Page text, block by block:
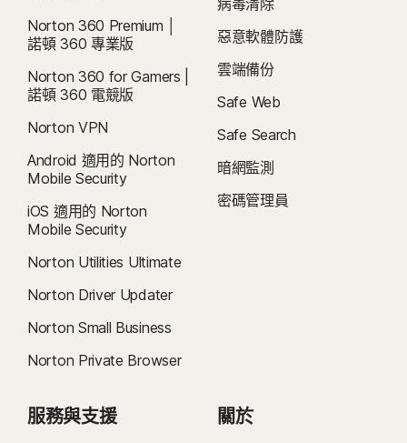
Norton 360 Premium │
諾頓 360 專業版
Norton 360 for Gamers |
諾頓 360 電競版
Norton VPN
Android 適用的 Norton
Mobile Security
iOS 適用的 Norton
Mobile Security
Norton Utilities Ultimate
Norton Driver Updater
Norton Small Business
Norton Private Browser
惡意軟體防護
雲端備份
Safe Web
Safe Search
暗網監測
密碼管理員
服務與支援 關於